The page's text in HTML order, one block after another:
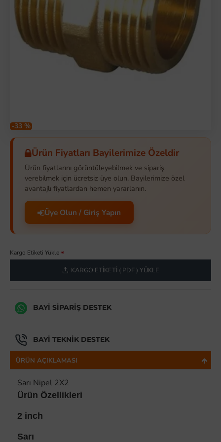
-33 %
Ürün Fiyatları Bayilerimize Özeldir
Ürün fiyatlarını görüntüleyebilmek ve sipariş
verebilmek için ücretsiz üye olun. Bayilerimize özel
avantajlı fiyatlardan hemen yararlanın.
Üye Olun / Giriş Yapın
Kargo Etiketi Yükle
KARGO ETIKETI ( PDF ) YÜKLE
BAYI SIPARIŞ DESTEK
BAYI TEKNIK DESTEK
ÜRÜN AÇIKLAMASI
Sarı Nipel 2X2
Ürün Özellikleri
2 inch
Sarı